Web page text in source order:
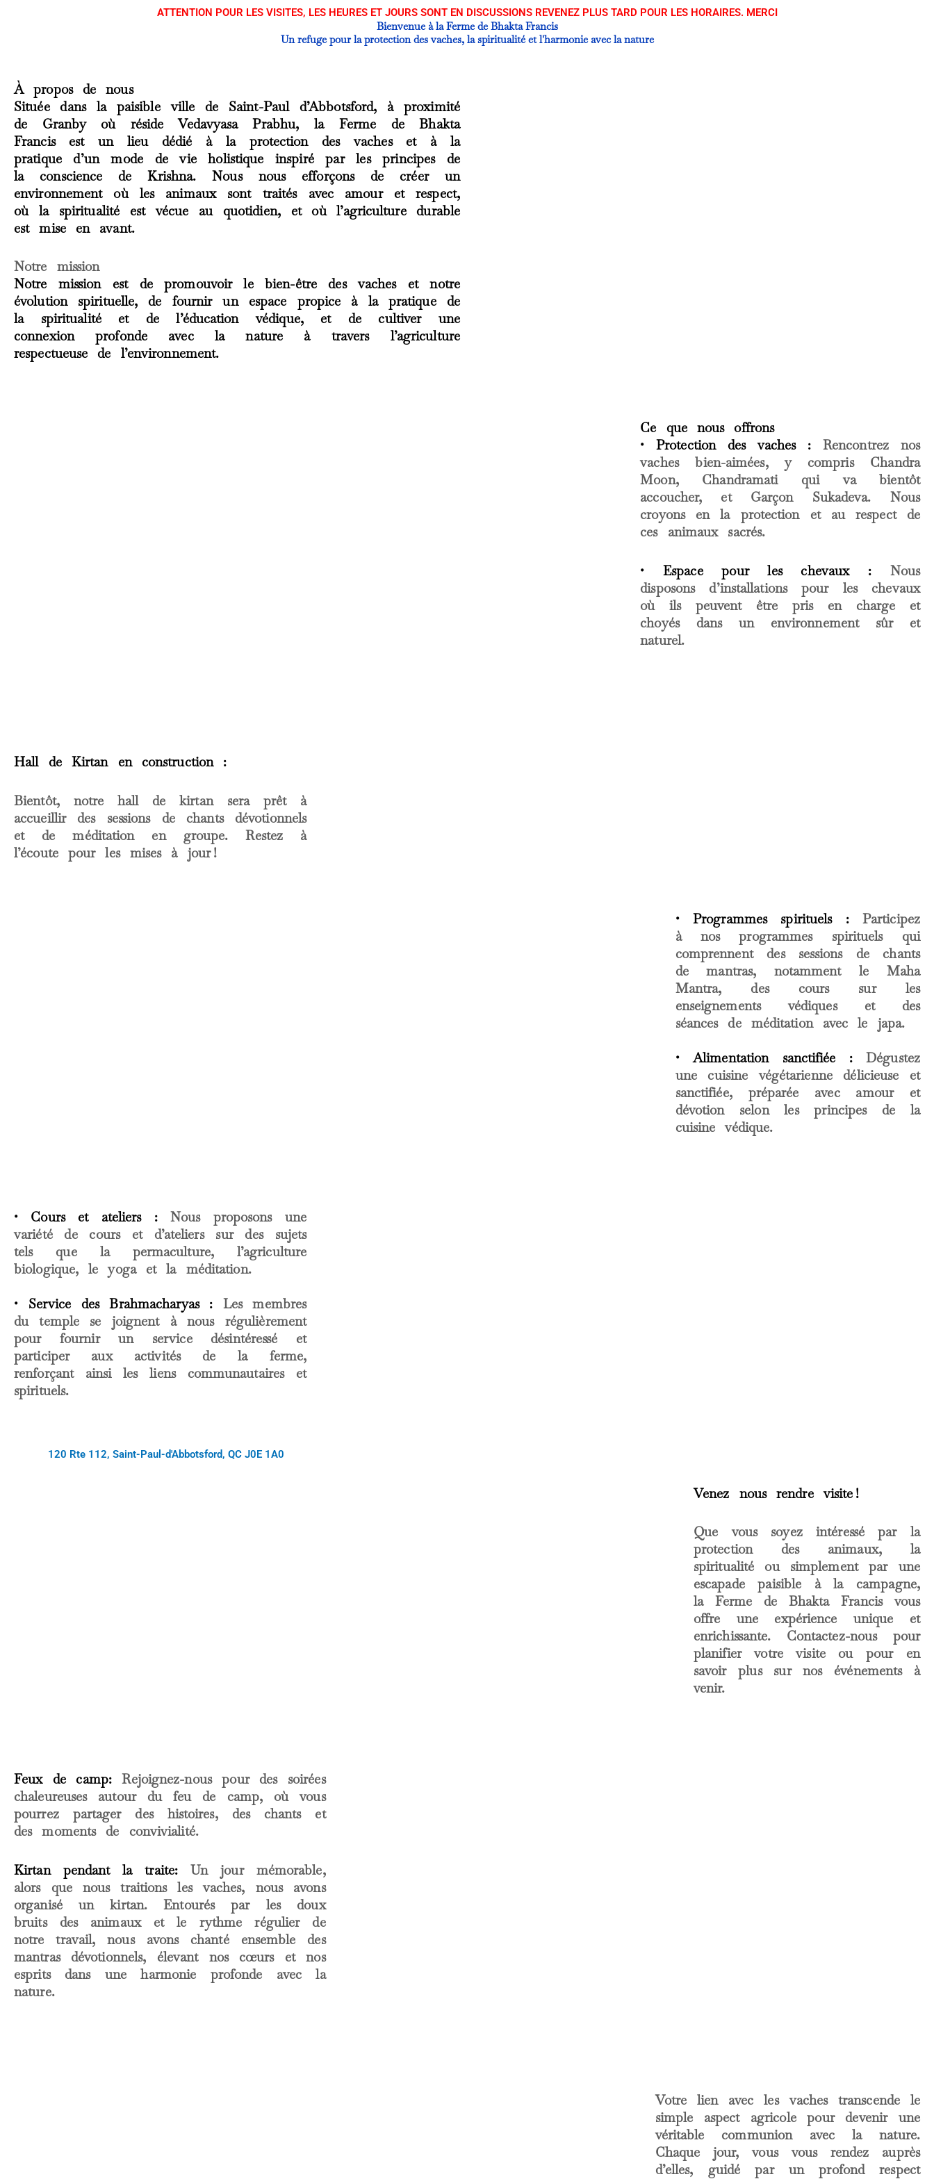
ATTENTION POUR LES VISITES, LES HEURES ET JOURS SONT EN DISCUSSIONS REVENEZ PLUS TARD POUR LES HORAIRES. MERCI
Bienvenue à la Ferme de Bhakta Francis
Un refuge pour la protection des vaches, la spiritualité et l'harmonie avec la nature
À propos de nous
Située dans la paisible ville de Saint-Paul d’Abbotsford, à proximité
de Granby où réside Vedavyasa Prabhu, la Ferme de Bhakta
Francis est un lieu dédié à la protection des vaches et à la
pratique d’un mode de vie holistique inspiré par les principes de
la conscience de Krishna. Nous nous efforçons de créer un
environnement où les animaux sont traités avec amour et respect,
où la spiritualité est vécue au quotidien, et où l’agriculture durable
est mise en avant.
Notre mission
Notre mission est de promouvoir le bien-être des vaches et notre
évolution spirituelle, de fournir un espace propice à la pratique de
la spiritualité et de l’éducation védique, et de cultiver une
connexion profonde avec la nature à travers l’agriculture
respectueuse de l’environnement.
Ce que nous offrons
• Protection des vaches :
Rencontrez nos
vaches bien-aimées, y compris Chandra
Moon, Chandramati qui va bientôt
accoucher, et Garçon Sukadeva. Nous
croyons en la protection et au respect de
ces animaux sacrés.
• Espace pour les chevaux :Nous
disposons d’installations pour les chevaux
où ils peuvent être pris en charge et
choyés dans un environnement sûr et
naturel.
Hall de Kirtan en construction :
Bientôt, notre hall de kirtan sera prêt à
accueillir des sessions de chants dévotionnels
et de méditation en groupe. Restez à
l’écoute pour les mises à jour !
• Programmes spirituels :Participez
à nos programmes spirituels qui
comprennent des sessions de chants
de mantras, notamment le Maha
Mantra, des cours sur les
enseignements védiques et des
séances de méditation avec le japa.
• Alimentation sanctifiée :
Dégustez
une cuisine végétarienne délicieuse et
sanctifiée, préparée avec amour et
dévotion selon les principes de la
cuisine védique.
• Cours et ateliers :
Nous proposons une
variété de cours et d’ateliers sur des sujets
tels que la permaculture, l’agriculture
biologique, le yoga et la méditation.
• Service des Brahmacharyas : Les membres
du temple se joignent à nous régulièrement
pour fournir un service désintéressé et
participer aux activités de la ferme,
renforçant ainsi les liens communautaires et
spirituels.
120 Rte 112, Saint-Paul-d'Abbotsford, QC J0E 1A0
Venez nous rendre visite !
Que vous soyez intéressé par la
protection des animaux, la
spiritualité ou simplement par une
escapade paisible à la campagne,
la Ferme de Bhakta Francis vous
offre une expérience unique et
enrichissante. Contactez-nous pour
planifier votre visite ou pour en
savoir plus sur nos événements à
venir.
Feux de camp: Rejoignez-nous pour des soirées
chaleureuses autour du feu de camp, où vous
pourrez partager des histoires, des chants et
des moments de convivialité.
Kirtan pendant la traite:
Un jour mémorable,
alors que nous traitions les vaches, nous avons
organisé un kirtan. Entourés par les doux
bruits des animaux et le rythme régulier de
notre travail, nous avons chanté ensemble des
mantras dévotionnels, élevant nos cœurs et nos
esprits dans une harmonie profonde avec la
nature.
Votre lien avec les vaches transcende le
simple aspect agricole pour devenir une
véritable communion avec la nature.
Chaque jour, vous vous rendez auprès
d’elles, guidé par un profond respect